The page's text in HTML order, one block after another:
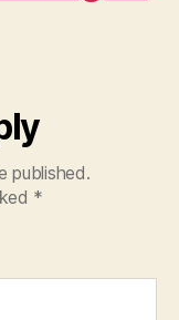
published.
*